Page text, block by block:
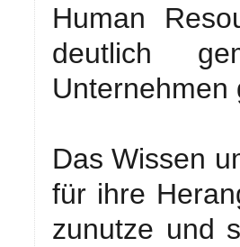
Human
deutlich
Unternehmen
Das Wissen
für ihre
zunutze und